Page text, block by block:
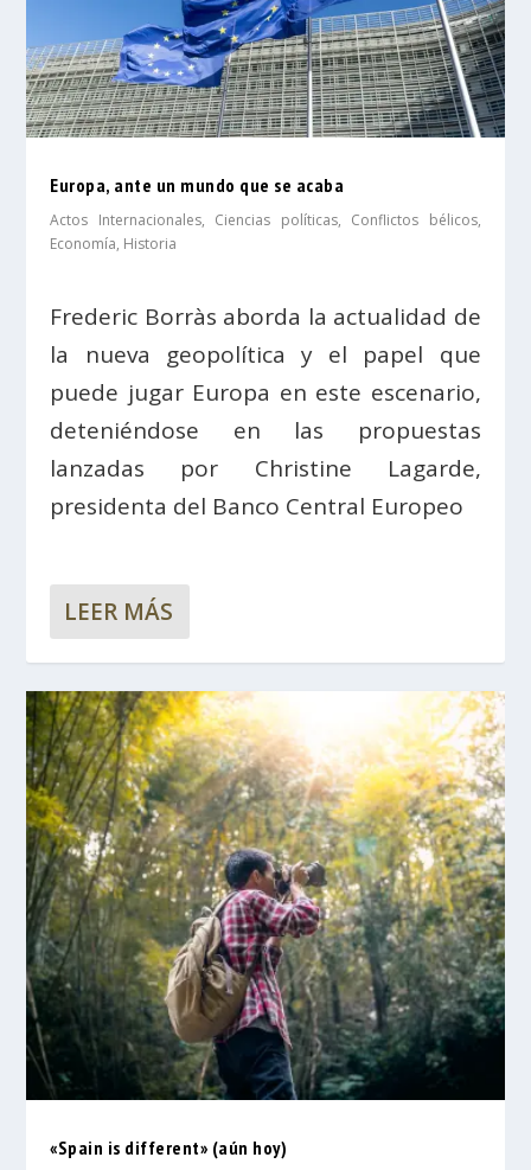
Europa, ante un mundo que se acaba
Actos Internacionales, Ciencias políticas, Conflictos bélicos,
Economía, Historia
Frederic Borràs aborda la actualidad de
la nueva geopolítica y el papel que
puede jugar Europa en este escenario,
deteniéndose en las propuestas
lanzadas por Christine Lagarde,
presidenta del Banco Central Europeo
LEER MÁS
«Spain is different» (aún hoy)